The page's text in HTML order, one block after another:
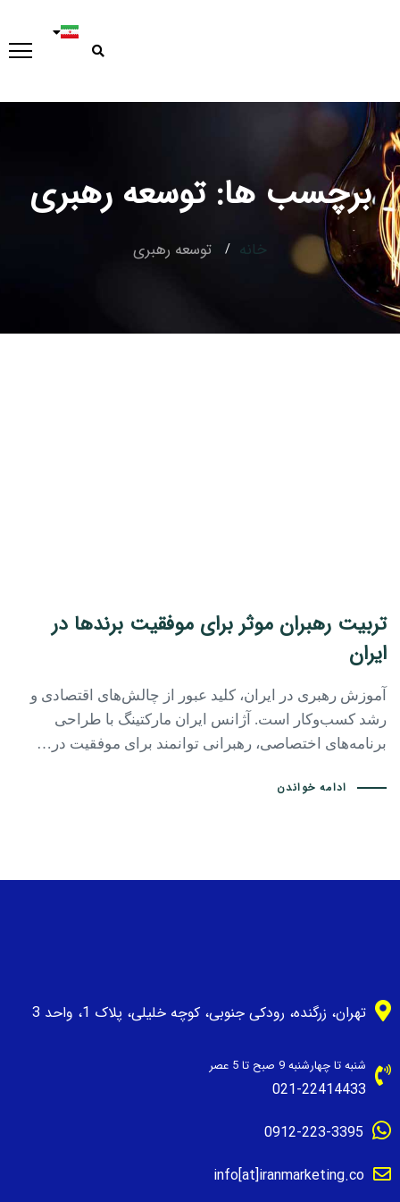
Type and hit enter
برچسب ها: توسعه رهبری
خانه توسعه رهبری
تربیت رهبران موثر برای موفقیت برندها در
ایران
آموزش رهبری در ایران، کلید عبور از چالش‌های اقتصادی و
رشد کسب‌وکار است. آژانس ایران مارکتینگ با طراحی
برنامه‌های اختصاصی، رهبرانی توانمند برای موفقیت در…
ادامه خواندن
تهران، زرگنده، رودکی جنوبی، کوچه خلیلی، پلاک 1، واحد 3
شنبه تا چهارشنبه 9 صبح تا 5 عصر
021-22414433
0912-223-3395
info[at]iranmarketing.co